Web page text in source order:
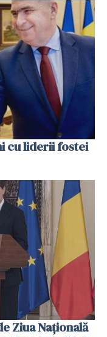
cu liderii fostei
Ziua Naţională